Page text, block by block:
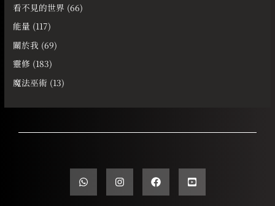
看不見的世界 (66)
能量 (117)
關於我 (69)
靈修 (183)
魔法巫術 (13)